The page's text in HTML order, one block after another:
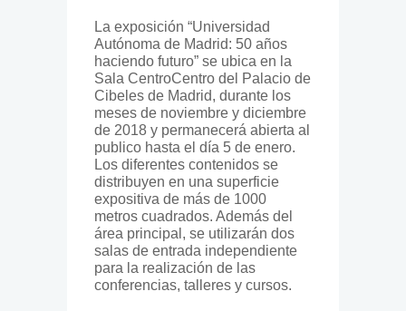
La exposición “Universidad
Autónoma de Madrid: 50 años
haciendo futuro” se ubica en la
Sala CentroCentro del Palacio de
Cibeles de Madrid, durante los
meses de noviembre y diciembre
de 2018 y permanecerá abierta al
publico hasta el día 5 de enero.
Los diferentes contenidos se
distribuyen en una superficie
expositiva de más de 1000
metros cuadrados. Además del
área principal, se utilizarán dos
salas de entrada independiente
para la realización de las
conferencias, talleres y cursos.